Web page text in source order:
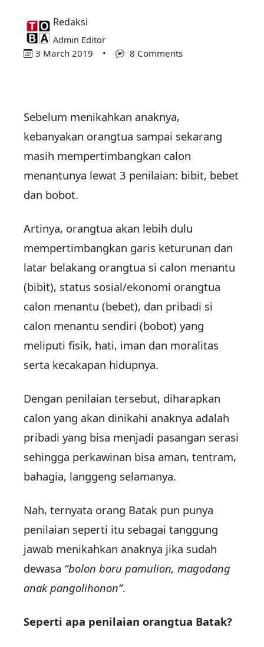
Redaksi
Admin Editor
3 March 2019 • 8 Comments
Sebelum menikahkan anaknya,
kebanyakan orangtua sampai sekarang
masih mempertimbangkan calon
menantunya lewat 3 penilaian: bibit, bebet
dan bobot.
Artinya, orangtua akan lebih dulu
mempertimbangkan garis keturunan dan
latar belakang orangtua si calon menantu
(bibit), status sosial/ekonomi orangtua
calon menantu (bebet), dan pribadi si
calon menantu sendiri (bobot) yang
meliputi fisik, hati, iman dan moralitas
serta kecakapan hidupnya.
Dengan penilaian tersebut, diharapkan
calon yang akan dinikahi anaknya adalah
pribadi yang bisa menjadi pasangan serasi
sehingga perkawinan bisa aman, tentram,
bahagia, langgeng selamanya.
Nah, ternyata orang Batak pun punya
penilaian seperti itu sebagai tanggung
jawab menikahkan anaknya jika sudah
dewasa “bolon boru pamulion, magodang
anak pangolihonon”.
Seperti apa penilaian orangtua Batak?